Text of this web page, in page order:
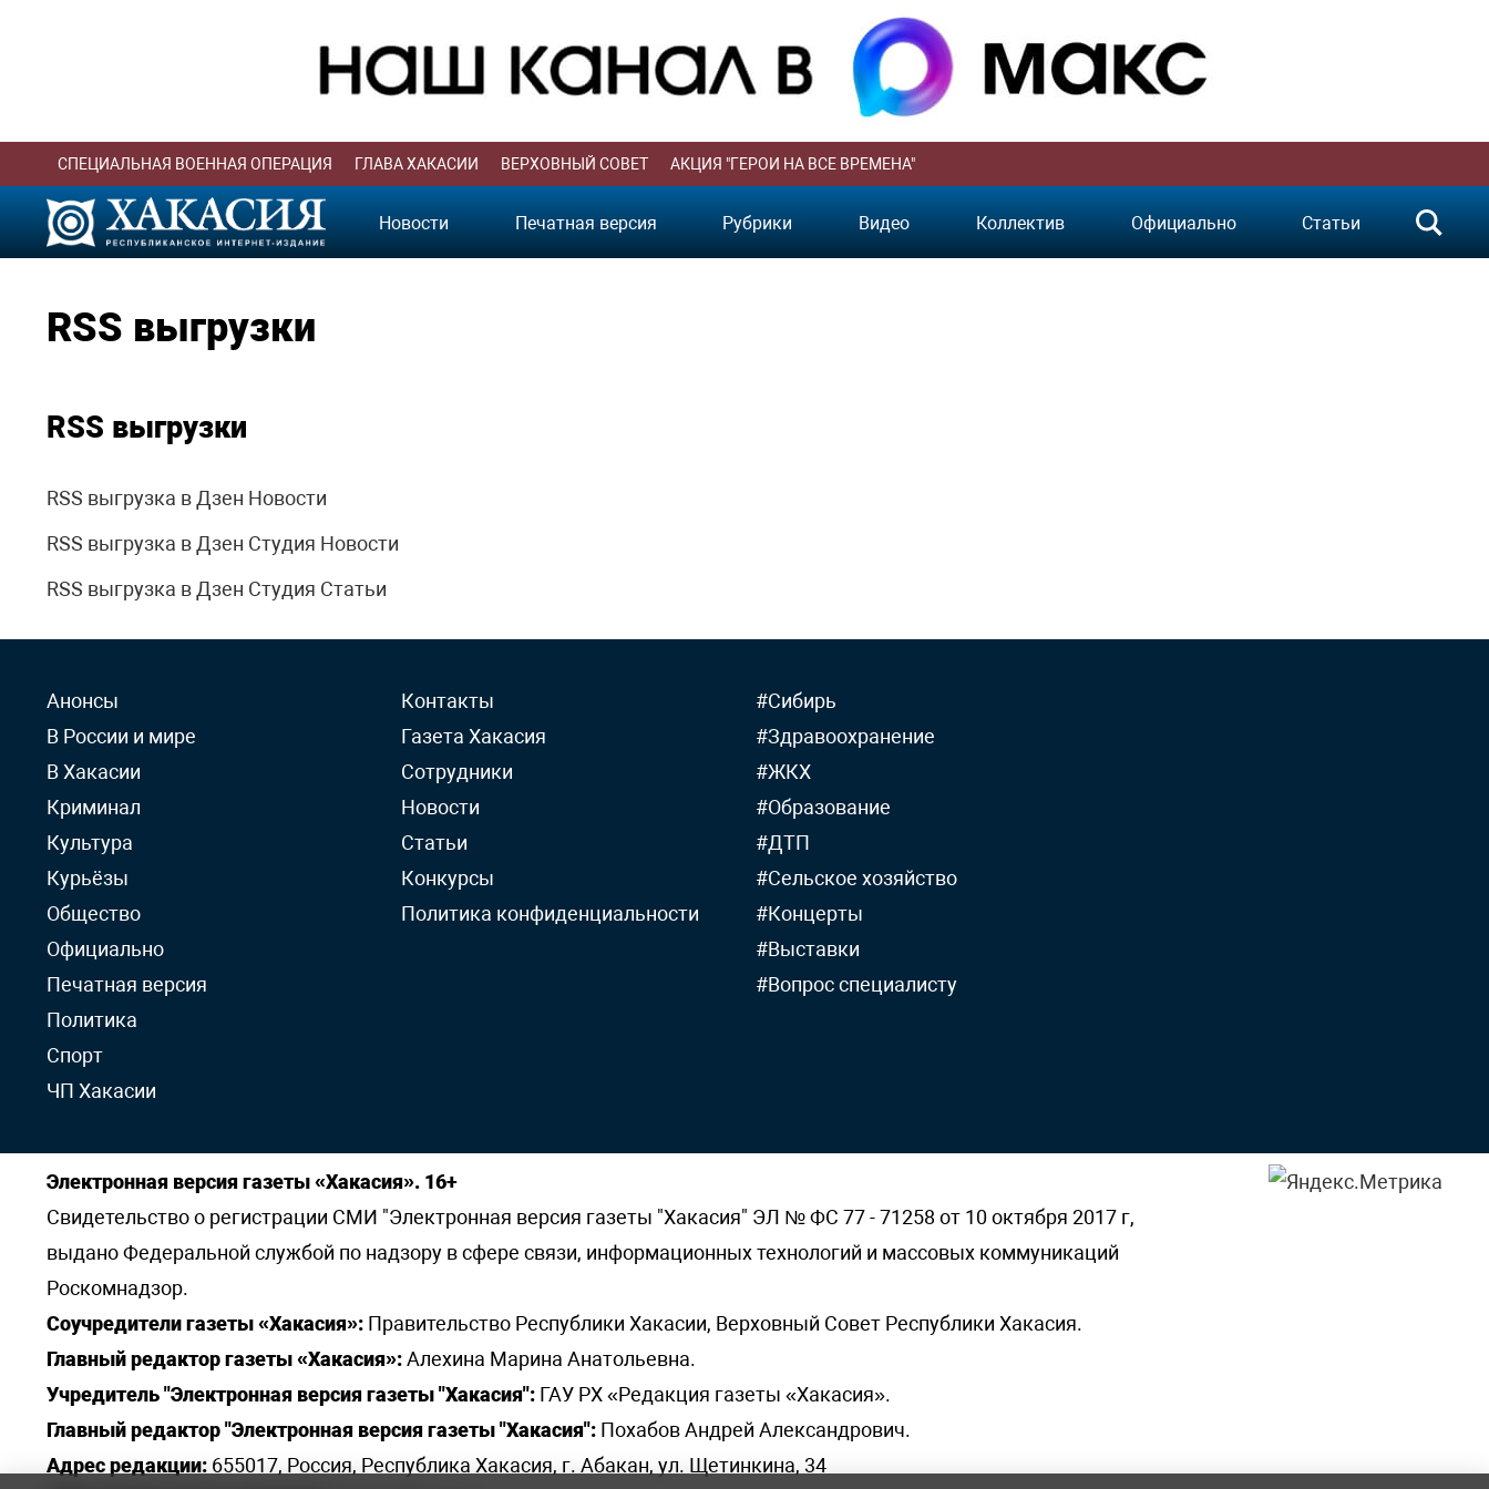
СПЕЦИАЛЬНАЯ ВОЕННАЯ ОПЕРАЦИЯ ГЛАВА ХАКАСИИ ВЕРХОВНЫЙ СОВЕТ АКЦИЯ "ГЕРОИ НА ВСЕ ВРЕМЕНА"
Новости Печатная версия Рубрики Видео Коллектив Официально Статьи
RSS выгрузки
RSS выгрузки
RSS выгрузка в Дзен Новости
RSS выгрузка в Дзен Студия Новости
RSS выгрузка в Дзен Студия Статьи
Анонсы
В России и мире
В Хакасии
Криминал
Культура
Курьёзы
Общество
Официально
Печатная версия
Политика
Спорт
ЧП Хакасии
Контакты
Газета Хакасия
Сотрудники
Новости
Статьи
Конкурсы
Политика конфиденциальности
#Сибирь
#Здравоохранение
#ЖКХ
#Образование
#ДТП
#Сельское хозяйство
#Концерты
#Выставки
#Вопрос специалисту
Электронная версия газеты «Хакасия». 16+
Свидетельство о регистрации СМИ "Электронная версия газеты "Хакасия" ЭЛ № ФС 77 - 71258 от 10 октября 2017 г,
выдано Федеральной службой по надзору в сфере связи, информационных технологий и массовых коммуникаций
Роскомнадзор.
Соучредители газеты «Хакасия»: Правительство Республики Хакасии, Верховный Совет Республики Хакасия.
Главный редактор газеты «Хакасия»:Алехина Марина Анатольевна.
Учредитель "Электронная версия газеты "Хакасия": ГАУ РХ «Редакция газеты «Хакасия».
Главный редактор "Электронная версия газеты "Хакасия": Похабов Андрей Александрович.
Адрес редакции: 655017, Россия, Республика Хакасия, г. Абакан, ул. Щетинкина, 34